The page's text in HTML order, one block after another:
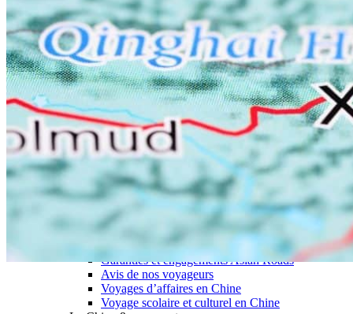
Circuits sur mesure
Nos Petits Groupes
Ambiance
Classique et incontournables
Culture & expériences
Nature et grands paysages
Famille et enfants
Trekking et aventure
Luxe et exception
Où et quand partir ?
Printemps
Eté
Automne
Hiver
Infos pratiques
Notre agence
Notre agence en Chine
Réseau Asian Roads
Garanties et engagements Asian Roads
Avis de nos voyageurs
Voyages d’affaires en Chine
Voyage scolaire et culturel en Chine